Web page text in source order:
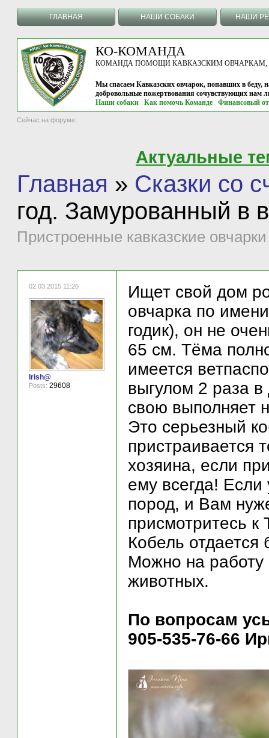
ГЛАВНАЯ НАШИ СОБАКИ НАШИ
КО-КОМАНДА
КОМАНДА ПОМОЩИ КАВКАЗСКИМ ОВЧАРКАМ, г.
Мы спасаем Кавказских овчарок, попавших в беду,
добровольные пожертвования сочувствующих нам
Наши собаки
Как помочь Команде Финансовый
Сейчас на форуме:
Актуальные
Главная » Сказки со
год. Замурованный в
Пристроенные кавказские овчарки
02.03.2015 11:26
Irish@
Posts: 29608
Ищет свой дом
овчарка по
годик), он не
65 см. Тёма
имеется
выгулом 2 раза
свою выполняет
Это серьезный
пристраивается
хозяина, если
ему всегда!
пород, и Вам
присмотритесь
Кобель
Можно на работу
животных.
По вопросам
905-535-76-66